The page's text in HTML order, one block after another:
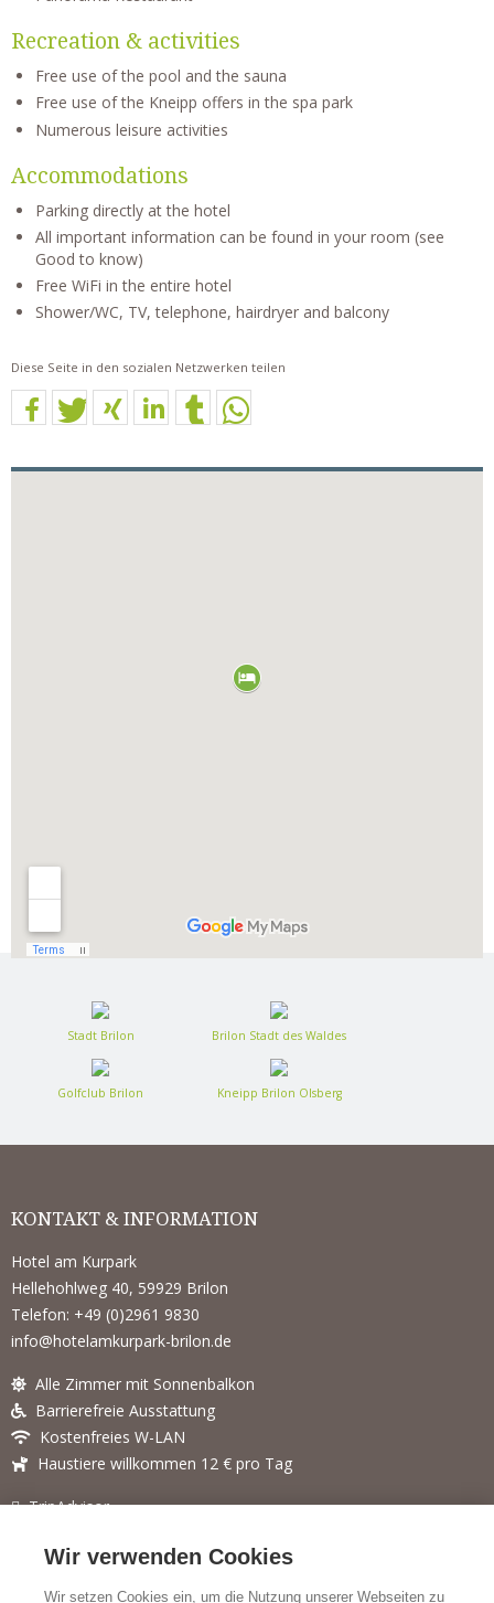
Recreation & activities
Free use of the pool and the sauna
Free use of the Kneipp offers in the spa park
Numerous leisure activities
Accommodations
Parking directly at the hotel
All important information can be found in your room (see
Good to know)
Free WiFi in the entire hotel
Shower/WC, TV, telephone, hairdryer and balcony
Stadt Brilon Brilon Stadt des Waldes
Golfclub Brilon Kneipp Brilon Olsberg
KONTAKT & INFORMATION
Hotel am Kurpark
Hellehohlweg 40, 59929 Brilon
Telefon: +49 (0)2961 9830
info@hotelamkurpark-brilon.de
Alle Zimmer mit Sonnenbalkon
Barrierefreie Ausstattung
Kostenfreies W-LAN
Haustiere willkommen 12 € pro Tag
TripAdvisor
Wir verwenden Cookies
Wir setzen Cookies ein, um die Nutzung unserer Webseiten zu